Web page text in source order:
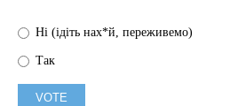
Ні (ідіть нах*й, переживемо)
Так